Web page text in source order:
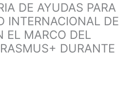
DE AYUDAS PARA
INTERNACIONAL DE
EL MARCO DEL
DURANTE